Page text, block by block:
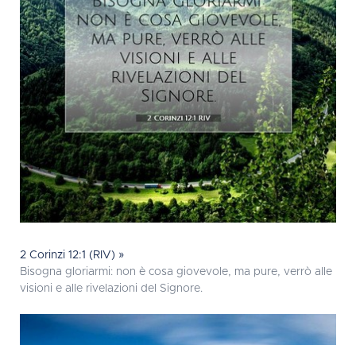
2 Corinzi 12:1 (RIV) »
Bisogna gloriarmi: non è cosa giovevole, ma pure, verrò alle
visioni e alle rivelazioni del Signore.